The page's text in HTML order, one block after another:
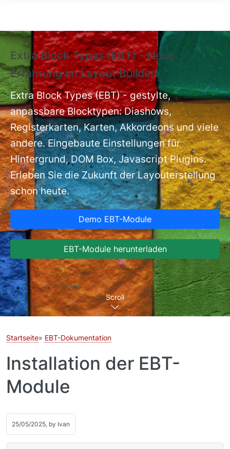
Extra Block Types (EBT) - Neue
Erfahrung im Layout Builder❗
Extra Block Types (EBT) - gestylte,
anpassbare Blocktypen: Diashows,
Registerkarten, Karten, Akkordeons und viele
andere. Eingebaute Einstellungen für
Hintergrund, DOM Box, Javascript Plugins.
Erleben Sie die Zukunft der Layouterstellung
schon heute.
Demo EBT-Module
EBT-Module herunterladen
Scroll
Startseite EBT-Dokumentation
Installation der EBT-
Module
25/05/2025, by Ivan